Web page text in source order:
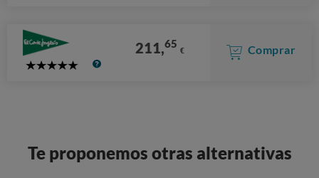
5
211,65 € Comprar
Te proponemos otras alternativas